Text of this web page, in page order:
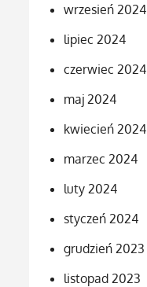
wrzesień 2024
lipiec 2024
czerwiec 2024
maj 2024
kwiecień 2024
marzec 2024
luty 2024
styczeń 2024
grudzień 2023
listopad 2023